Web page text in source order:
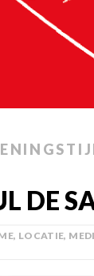
DE
, LOCATIE,